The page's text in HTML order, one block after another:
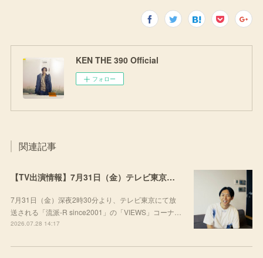
KEN THE 390 Official
フォロー
関連記事
【TV出演情報】7月31日（金）テレビ東京「流派-R since2001」
7月31日（金）深夜2時30分より、テレビ東京にて放
送される「流派-R since2001」の「VIEWS」コーナ…
2026.07.28 14:17